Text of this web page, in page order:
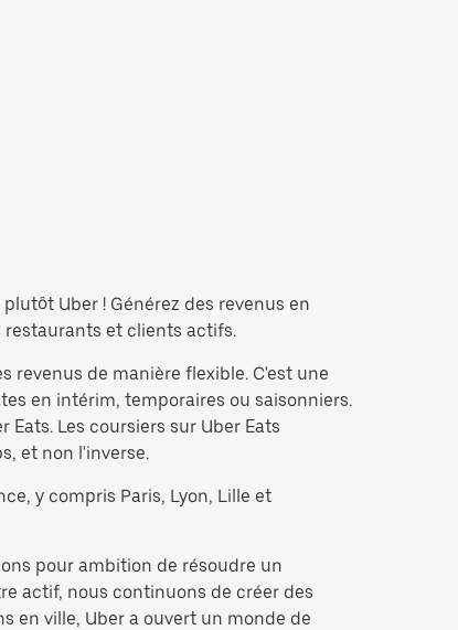
Uber ! Générez des revenus en
et clients actifs.
revenus de manière flexible. C'est une
en intérim, temporaires ou saisonniers.
Les coursiers sur Uber Eats
et non l'inverse.
y compris Paris, Lyon, Lille et
pour ambition de résoudre un
actif, nous continuons de créer des
en ville, Uber a ouvert un monde de